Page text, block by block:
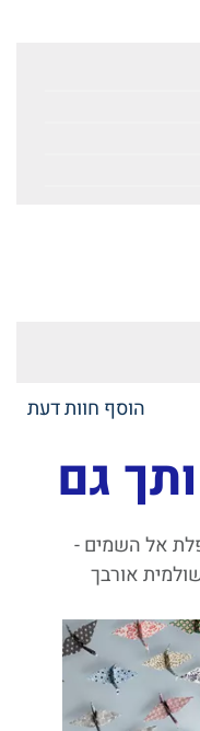
הוסף חוות דעת
גם
אל השמים -
אורבך